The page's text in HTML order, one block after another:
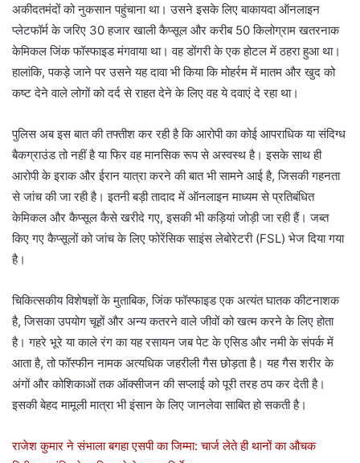
अकीदतमंदों को नुकसान पहुंचाना था। उसने इसके लिए बाकायदा ऑनलाइन
प्लेटफॉर्म के जरिए 30 हजार खाली कैप्सूल और करीब 50 किलोग्राम खतरनाक
केमिकल जिंक फॉस्फाइड मंगवाया था। वह डोंगरी के एक होटल में ठहरा हुआ था।
हालांकि, पकड़े जाने पर उसने यह दावा भी किया कि मोहर्रम में मातम और खुद को
कष्ट देने वाले लोगों को दर्द से राहत देने के लिए वह ये दवाएं दे रहा था।
पुलिस अब इस बात की तफ्तीश कर रही है कि आरोपी का कोई आपराधिक या संदिग्ध
बैकग्राउंड तो नहीं है या फिर वह मानसिक रूप से अस्वस्थ है। इसके साथ ही
आरोपी के इराक और ईरान यात्रा करने की बात भी सामने आई है, जिसकी गहनता
से जांच की जा रही है। इतनी बड़ी तादाद में ऑनलाइन माध्यम से प्रतिबंधित
केमिकल और कैप्सूल कैसे खरीदे गए, इसकी भी कड़ियां जोड़ी जा रही हैं। जब्त
किए गए कैप्सूलों को जांच के लिए फोरेंसिक साइंस लेबोरेटरी (FSL) भेज दिया गया
है।
चिकित्सकीय विशेषज्ञों के मुताबिक, जिंक फॉस्फाइड एक अत्यंत घातक कीटनाशक
है, जिसका उपयोग चूहों और अन्य कतरने वाले जीवों को खत्म करने के लिए होता
है। गहरे भूरे या काले रंग का यह रसायन जब पेट के एसिड और नमी के संपर्क में
आता है, तो फॉस्फीन नामक अत्यधिक जहरीली गैस छोड़ता है। यह गैस शरीर के
अंगों और कोशिकाओं तक ऑक्सीजन की सप्लाई को पूरी तरह ठप कर देती है।
इसकी बेहद मामूली मात्रा भी इंसान के लिए जानलेवा साबित हो सकती है।
राजेश कुमार ने संभाला बगहा एसपी का जिम्मा: चार्ज लेते ही थानों का औचक